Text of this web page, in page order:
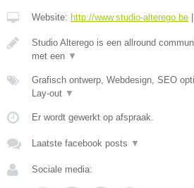
Website: http://www.studio-alterego.be
Studio Alterego is een allround
met een ▼
Grafisch ontwerp, Webdesign, SEO
Lay-out ▼
Er wordt gewerkt op afspraak.
Laatste facebook posts ▼
Sociale media: